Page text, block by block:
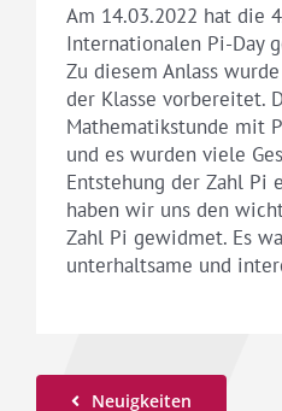
Am 14.03.2022 hat die
Internationalen Pi-Day
Zu diesem Anlass
der Klasse vorbereitet.
Mathematikstunde mit
und es wurden viele
Entstehung der Zahl Pi
haben wir uns den
Zahl Pi gewidmet. Es
unterhaltsame und
Neuigkeiten